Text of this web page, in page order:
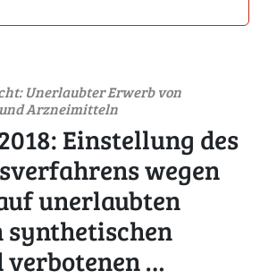
Unerlaubter Erwerb von
Arzneimitteln
Einstellung des
wegen
unerlaubten
synthetischen
verbotenen …